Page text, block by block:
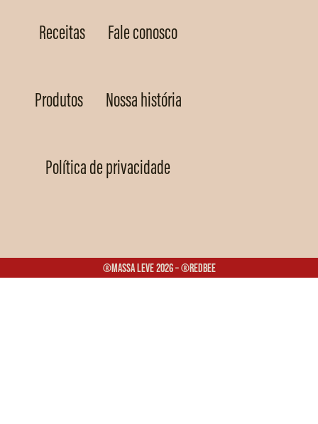
Receitas Fale conosco
Produtos Nossa história
Política de privacidade
®Massa Leve 2026 – ®Redbee